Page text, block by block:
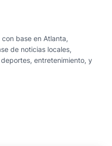
base en Atlanta,
de noticias locales,
entretenimiento, y